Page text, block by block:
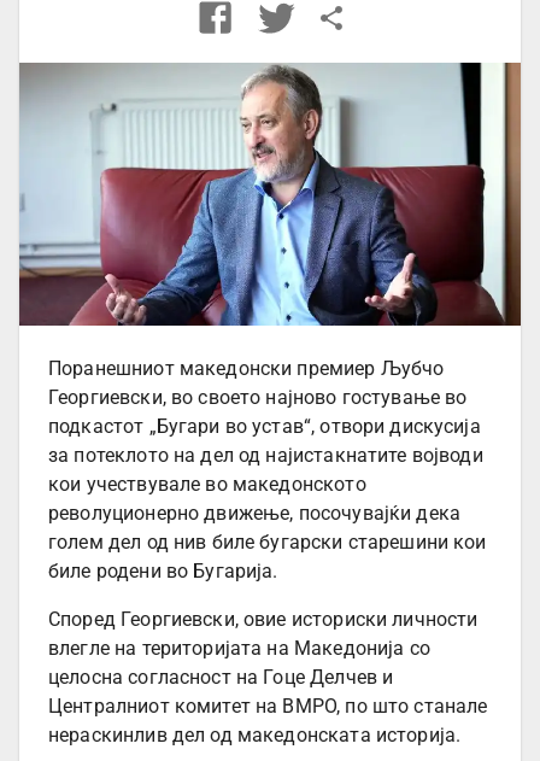
Поранешниот македонски премиер Љубчо
Георгиевски, во своето најново гостување во
подкастот „Бугари во устав“, отвори дискусија
за потеклото на дел од најистакнатите војводи
кои учествувале во македонското
револуционерно движење, посочувајќи дека
голем дел од нив биле бугарски старешини кои
биле родени во Бугарија.
Според Георгиевски, овие историски личности
влегле на територијата на Македонија со
целосна согласност на Гоце Делчев и
Централниот комитет на ВМРО, по што станале
нераскинлив дел од македонската историја.